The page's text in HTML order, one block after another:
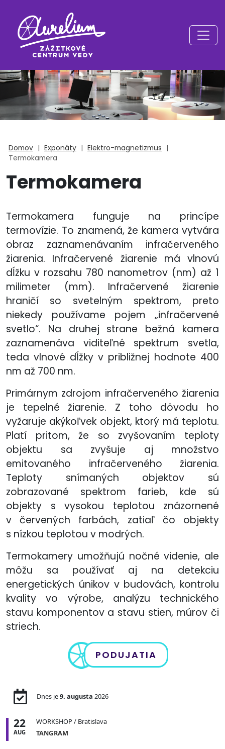
Domov | Exponáty | Elektro-magnetizmus |
Termokamera
Termokamera
Termokamera funguje na princípe
termovízie. To znamená, že kamera vytvára
obraz zaznamenávaním infračerveného
žiarenia. Infračervené žiarenie má vlnovú
dĺžku v rozsahu 780 nanometrov (nm) až 1
milimeter (mm). Infračervené žiarenie
hraničí so svetelným spektrom, preto
niekedy používame pojem „infračervené
svetlo“. Na druhej strane bežná kamera
zaznamenáva viditeľné spektrum svetla,
teda vlnové dĺžky v približnej hodnote 400
nm až 700 nm.
Primárnym zdrojom infračerveného žiarenia
je tepelné žiarenie. Z toho dôvodu ho
vyžaruje akýkoľvek objekt, ktorý má teplotu.
Platí pritom, že so zvyšovaním teploty
objektu sa zvyšuje aj množstvo
emitovaného infračerveného žiarenia.
Teploty snímaných objektov sú
zobrazované spektrom farieb, kde sú
objekty s vysokou teplotou znázornené
v červených farbách, zatiaľ čo objekty
s nízkou teplotou v modrých.
Termokamery umožňujú nočné videnie, ale
môžu sa používať aj na detekciu
energetických únikov v budovách, kontrolu
kvality vo výrobe, analýzu technického
stavu komponentov a stavu stien, múrov či
striech.
PODUJATIA
Dnes je9. augusta 2026
22
AUG
WORKSHOP / Bratislava
TANGRAM